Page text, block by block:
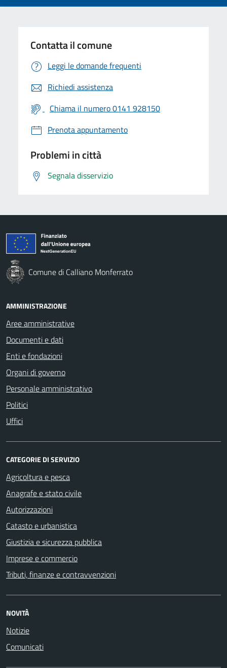
Contatta il comune
Leggi le domande frequenti
Richiedi assistenza
Chiama il numero 0141 928150
Prenota appuntamento
Problemi in città
Segnala disservizio
Comune di Calliano Monferrato
AMMINISTRAZIONE
Aree amministrative
Documenti e dati
Enti e fondazioni
Organi di governo
Personale amministrativo
Politici
Uffici
CATEGORIE DI SERVIZIO
Agricoltura e pesca
Anagrafe e stato civile
Autorizzazioni
Catasto e urbanistica
Giustizia e sicurezza pubblica
Imprese e commercio
Tributi, finanze e contravvenzioni
NOVITÀ
Notizie
Comunicati